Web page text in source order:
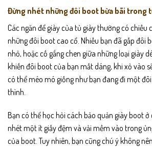
Đừng nhét những đôi boot bừa bãi trong
Các ngăn để giày của tủ giày thường có chiều
những đôi boot cao cổ. Nhiều bạn đã gấp đôi
nhỏ, hoặc cố gắng chen giữa những loại giày
khiến đôi boot của bạn mất dáng, khi xỏ vào
có thể méo mó giống như bạn đang đi một
thình.
Bạn có thể học hỏi cách bảo quản giày boot ở
nhét một ít giấy đệm và vải mềm vào trong
của boot. Tuy nhiên, bạn cũng chú ý không